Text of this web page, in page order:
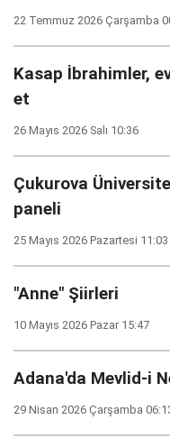
22 Temmuz 2026 Çarşamba
Kasap İbrahimler,
et
26 Mayıs 2026 Salı 10:36
Çukurova
paneli
25 Mayıs 2026 Pazartesi 11:03
"Anne" Şiirleri
10 Mayıs 2026 Pazar 15:47
Adana'da Mevlid-i
29 Nisan 2026 Çarşamba